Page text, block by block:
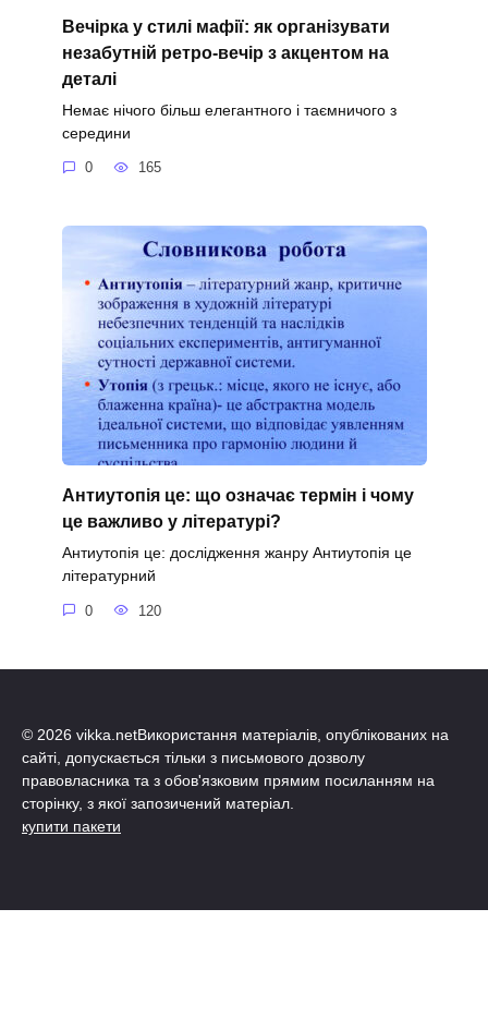
Вечірка у стилі мафії: як організувати
незабутній ретро-вечір з акцентом на
деталі
Немає нічого більш елегантного і таємничого з
середини
0 165
Антиутопія це: що означає термін і чому
це важливо у літературі?
Антиутопія це: дослідження жанру Антиутопія це
літературний
0 120
© 2026 vikka.netВикористання матеріалів, опублікованих на
сайті, допускається тільки з письмового дозволу
правовласника та з обов'язковим прямим посиланням на
сторінку, з якої запозичений матеріал.
купити пакети